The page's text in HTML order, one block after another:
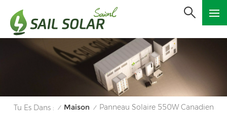
Tu Es Dans : / Maison / Panneau Solaire 550W Canadien